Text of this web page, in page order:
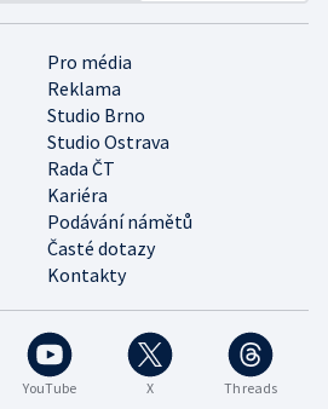
Pro média
Reklama
Studio Brno
Studio Ostrava
Rada ČT
Kariéra
Podávání námětů
Časté dotazy
Kontakty
YouTube X Threads